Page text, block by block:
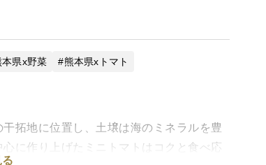
本県x野菜 熊本県xトマト
拓地に位置し、土壌は海のミネラルを豊
に作り上げたミニトマトはコクと食べ応